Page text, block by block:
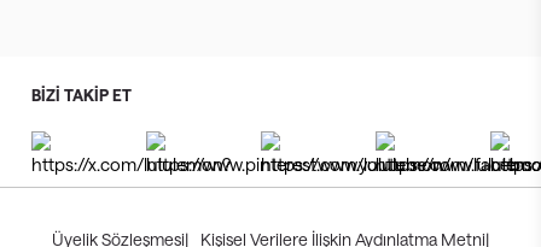
BİZİ TAKİP ET
Üyelik Sözleşmesi| Kişisel Verilere İlişkin Aydınlatma Metni|